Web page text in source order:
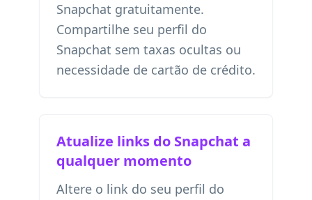
Snapchat gratuitamente.
Compartilhe seu perfil do
Snapchat sem taxas ocultas ou
necessidade de cartão de crédito.
Atualize links do Snapchat a
qualquer momento
Altere o link do seu perfil do